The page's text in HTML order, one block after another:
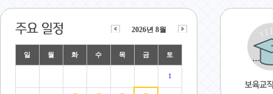
2026년 8월
일 월 화 수 목 금 토
1